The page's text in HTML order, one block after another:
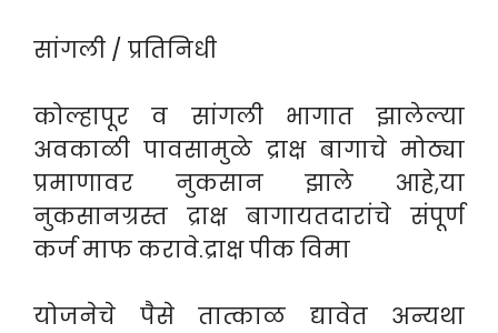
सांगली / प्रतिनिधी
कोल्हापूर व सांगली भागात झालेल्या
अवकाळी पावसामुळे द्राक्ष बागाचे मोठ्या
प्रमाणावर नुकसान झाले आहे,या
नुकसानग्रस्त द्राक्ष बागायतदारांचे संपूर्ण
कर्ज माफ करावे.द्राक्ष पीक विमा
योजनेचे पैसे तात्काळ द्यावेत अन्यथा